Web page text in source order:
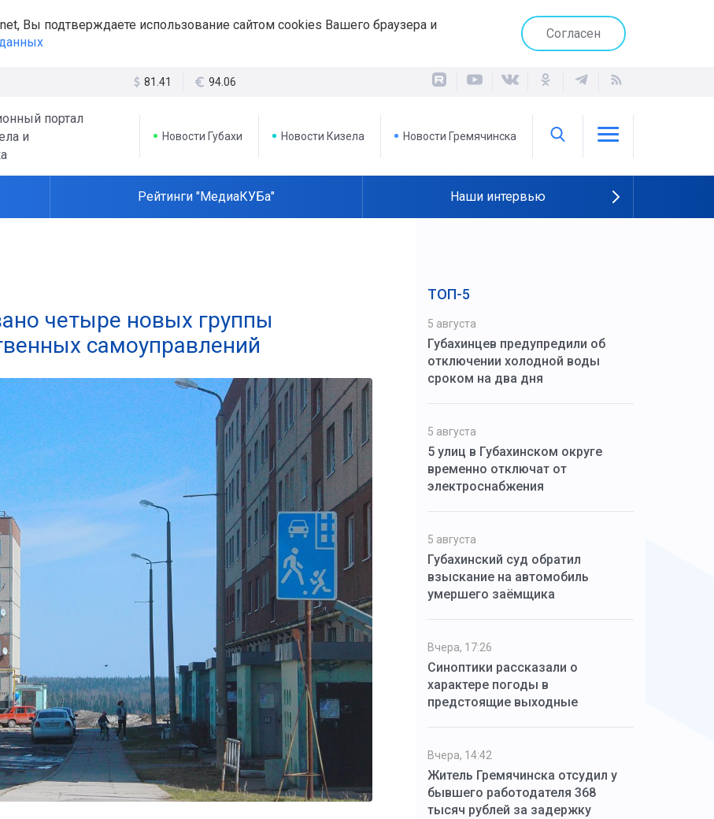
Вы подтверждаете использование сайтом cookies Вашего браузера и
Согласен
81.41 94.06
портал
и
Новости Губахи Новости Кизела Новости Гремячинска
Рейтинги "МедиаКУБа" Наши интервью
четыре новых группы
самоуправлений
ТОП-5
5 августа
Губахинцев предупредили об
отключении холодной воды
сроком на два дня
5 августа
5 улиц в Губахинском округе
временно отключат от
электроснабжения
5 августа
Губахинский суд обратил
взыскание на автомобиль
умершего заёмщика
Вчера, 17:26
Синоптики рассказали о
характере погоды в
предстоящие выходные
Вчера, 14:42
Житель Гремячинска отсудил у
бывшего работодателя 368
тысяч рублей за задержку